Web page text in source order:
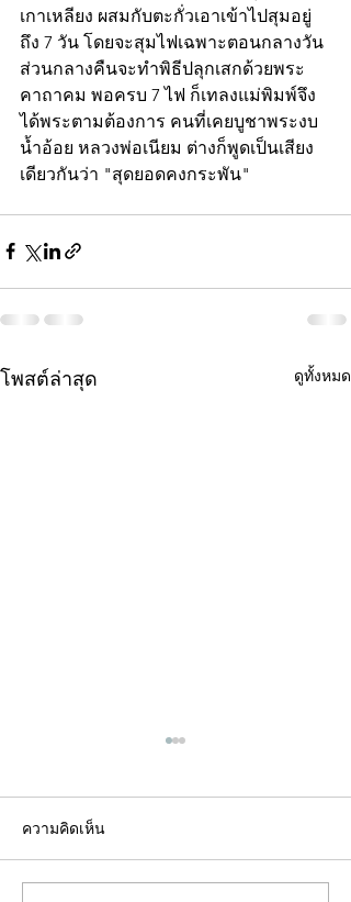
เกาเหลียง ผสมกับตะกั่วเอาเข้าไปสุมอยู่
ถึง 7 วัน โดยจะสุมไฟเฉพาะตอนกลางวัน
ส่วนกลางคืนจะทำพิธีปลุกเสกด้วยพระ
คาถาคม พอครบ 7 ไฟ ก็เทลงแม่พิมพ์จึง
ได้พระตามต้องการ คนที่เคยบูชาพระงบ
น้ำอ้อย หลวงพ่อเนียม ต่างก็พูดเป็นเสียง
เดียวกันว่า "สุดยอดคงกระพัน"
โพสต์ล่าสุด ดูทั้งหมด
ความคิดเห็น